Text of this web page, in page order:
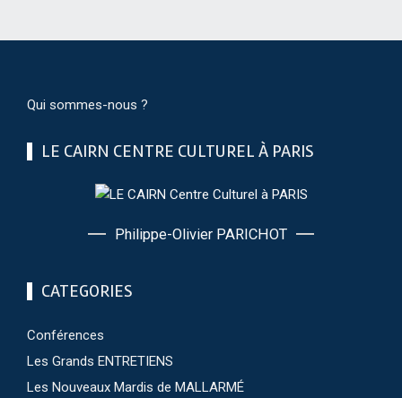
Qui sommes-nous ?
LE CAIRN CENTRE CULTUREL À PARIS
Philippe-Olivier PARICHOT
CATEGORIES
Conférences
Les Grands ENTRETIENS
Les Nouveaux Mardis de MALLARMÉ